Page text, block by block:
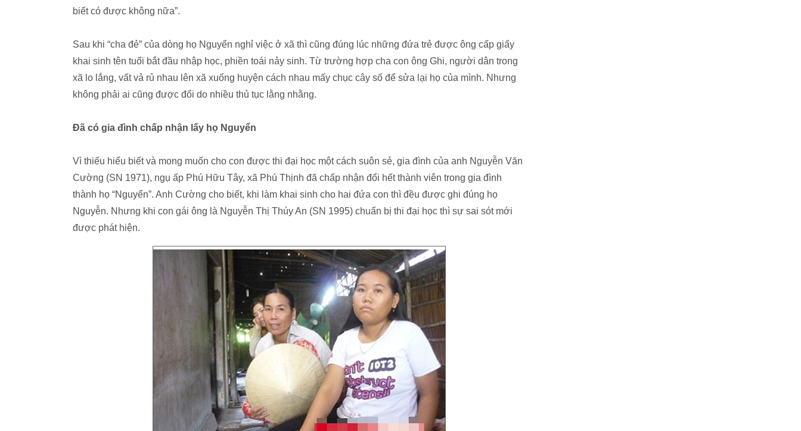
biết có được không nữa”.
Sau khi “cha đẻ” của dòng họ Nguyển nghỉ việc ở xã thì cũng đúng lúc những đứa trẻ được ông cấp giấy
khai sinh tên tuổi bắt đầu nhập học, phiền toái nảy sinh. Từ trường hợp cha con ông Ghi, người dân trong
xã lo lắng, vất vả rủ nhau lên xã xuống huyện cách nhau mấy chục cây số để sửa lại họ của mình. Nhưng
không phải ai cũng được đổi do nhiều thủ tục lằng nhằng.
Đã có gia đình chấp nhận lấy họ Nguyển
Vì thiếu hiểu biết và mong muốn cho con được thi đại học một cách suôn sẻ, gia đình của anh Nguyễn Văn
Cường (SN 1971), ngụ ấp Phú Hữu Tây, xã Phú Thịnh đã chấp nhận đổi hết thành viên trong gia đình
thành họ “Nguyển”. Anh Cường cho biết, khi làm khai sinh cho hai đứa con thì đều được ghi đúng họ
Nguyễn. Nhưng khi con gái ông là Nguyễn Thị Thúy An (SN 1995) chuẩn bị thi đại học thì sự sai sót mới
được phát hiện.